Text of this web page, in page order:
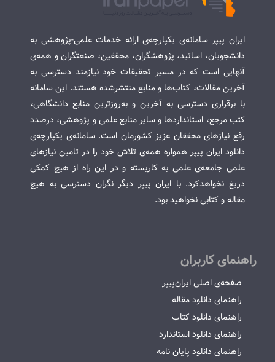
ایران پیپر سامانه‌ی یکپارچه‌ی ارائه خدمات علمی-پژوهشی به
دانشجویان، اساتید، پژوهشگران، محققین، صنعتگران و همه‌ی
آنهایی است که در مسیر تحقیقات خود نیازمند دسترسی به
آخرین مقالات، کتاب‌ها و منابع منتشرشده هستند. این سامانه
با برقراری دسترسی به آخرین و به‌روزترین منابع دانشگاهی،
کتب مرجع، استانداردها و سایر منابع علمی و پژوهشی، درصدد
رفع نیازهای محققان عزیز کشورمان است. سامانه‌ی یکپارچه‌ی
دانلود ایران پیپر همواره همه‌ی تلاش خود را در تامین نیازهای
علمی جامعه‌ی علمی به کاربسته و در این راه از هیچ کمکی
دریغ نخواهدکرد. با ایران پیپر دیگر نگران دسترسی به هیچ
مقاله و کتابی نخواهید بود.
راهنمای کاربران
صفحه‌ی اصلی ایران‌پیپر
راهنمای دانلود مقاله
راهنمای دانلود کتاب
راهنمای دانلود استاندارد
راهنمای دانلود پایان نامه